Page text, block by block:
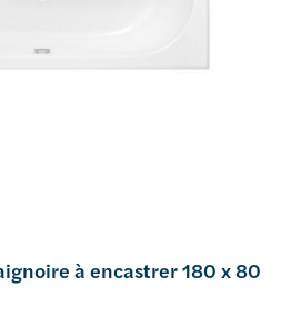
à encastrer 180 x 80